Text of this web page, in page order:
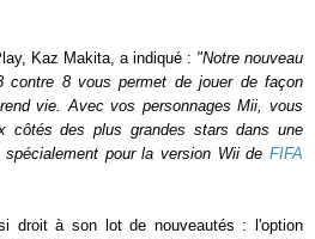
Kaz Makita, a indiqué : "Notre nouveau
8 vous permet de jouer de façon
vie. Avec vos personnages Mii, vous
côtés des plus grandes stars dans une
pour la version Wii de FIFA
droit à son lot de nouveautés : l'option